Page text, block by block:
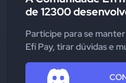
de 12300
Participe para se
Efí Pay, tirar dúvidas e